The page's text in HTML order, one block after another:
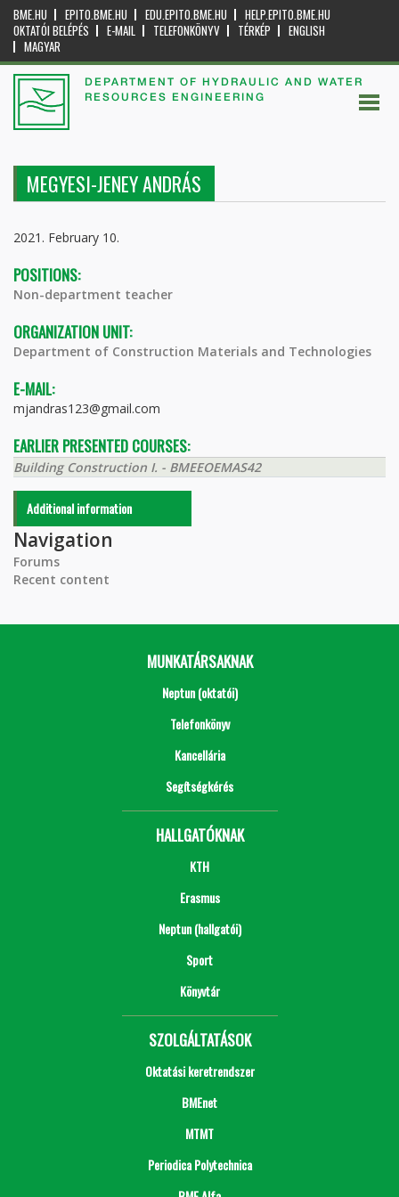
BME.HU EPITO.BME.HU EDU.EPITO.BME.HU
HELP.EPITO.BME.HU
OKTATÓI BELÉPÉS
E-MAIL TELEFONKÖNYV TÉRKÉP
ENGLISH
MAGYAR
DEPARTMENT OF HYDRAULIC AND WATER
RESOURCES ENGINEERING
MEGYESI-JENEY ANDRÁS
2021. February 10.
POSITIONS:
Non-department teacher
ORGANIZATION UNIT:
Department of Construction Materials and Technologies
E-MAIL:
mjandras123@gmail.com
EARLIER PRESENTED COURSES:
Building Construction I. - BMEEOEMAS42
Additional information
Navigation
Forums
Recent content
MUNKATÁRSAKNAK
Neptun (oktatói)
Telefonkönyv
Kancellária
Segítségkérés
HALLGATÓKNAK
KTH
Erasmus
Neptun (hallgatói)
Sport
Könyvtár
SZOLGÁLTATÁSOK
Oktatási keretrendszer
BMEnet
MTMT
Periodica Polytechnica